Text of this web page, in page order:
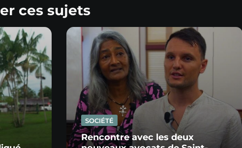
ces sujets
SOCIÉTÉ
Rencontre avec les deux